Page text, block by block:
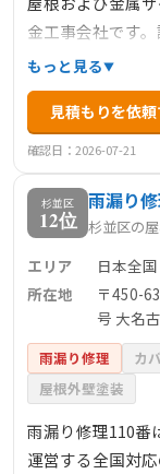
金工事会社です
棟以上の施工実
点を展開してい
括管理すること
います。また、
り、高品質な工
は最長10年の保
しています。さら
通じて、施工事
性の高いサービ
もっと見る
見積もりを依頼
確認日：2026-07-21
杉並区
12位
雨漏り
杉並区の
エリア
日本全国
所在地
〒450-
号 大名
雨漏り修理 カ
屋根外壁塗装
雨漏り修理110番
運営する全国対